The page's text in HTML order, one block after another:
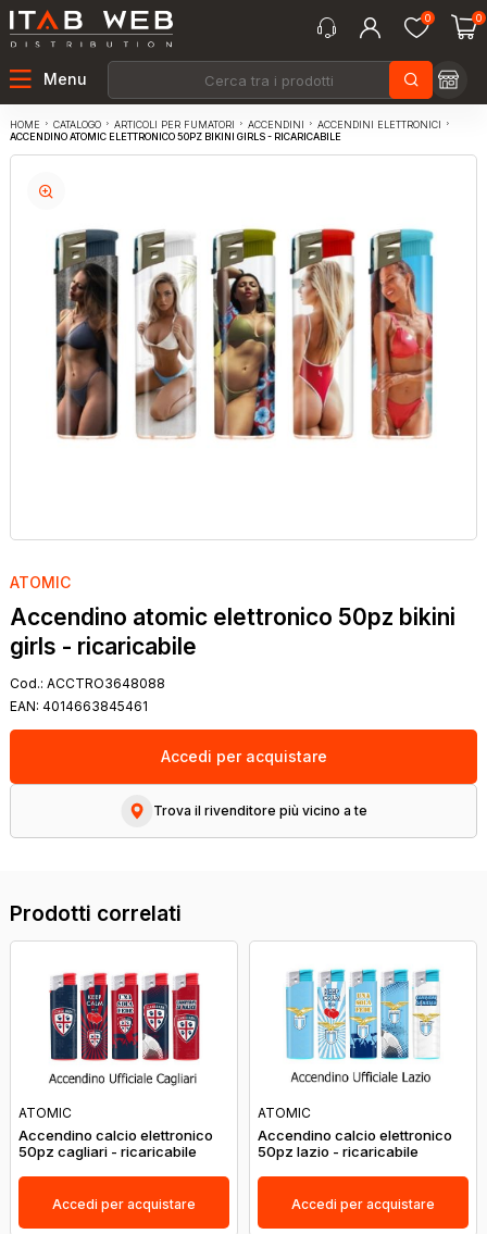
0 0
Menu
HOME CATALOGO ARTICOLI PER FUMATORI ACCENDINI
ACCENDINI ELETTRONICI
ACCENDINO ATOMIC ELETTRONICO 50PZ BIKINI GIRLS - RICARICABILE
ATOMIC
Accendino atomic elettronico 50pz bikini
girls - ricaricabile
Cod.: ACCTRO3648088
EAN: 4014663845461
Accedi per acquistare
Trova il rivenditore più vicino a te
Prodotti correlati
ATOMIC
Accendino calcio elettronico
50pz cagliari - ricaricabile
Accedi per acquistare
ATOMIC
Accendino calcio elettronico
50pz lazio - ricaricabile
Accedi per acquistare